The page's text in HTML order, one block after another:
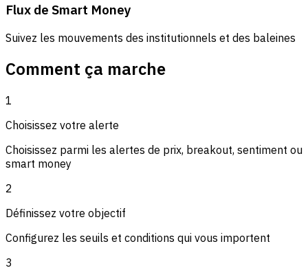
Flux de Smart Money
Suivez les mouvements des institutionnels et des baleines
Comment ça marche
1
Choisissez votre alerte
Choisissez parmi les alertes de prix, breakout, sentiment ou
smart money
2
Définissez votre objectif
Configurez les seuils et conditions qui vous importent
3